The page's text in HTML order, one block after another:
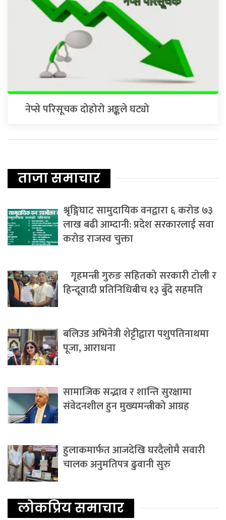
नेप्से परिसूचक दोहोरो अङ्कले घट्यो
ताजा समाचार
श्रृङ्गिघाट सामुदायिक वनद्वारा ६ करोड ७३
लाख बढी आम्दानी: प्रदेश सरकारलाई सवा
करोड राजस्व चुक्ता
गृहमन्त्री गुरुङ सहितको सरकारी टोली र
हिन्दूवादी प्रतिनिधिबीच १३ बुँदे सहमति
बलिउड अभिनेत्री शेट्टीद्वारा पशुपतिनाथमा
पूजा, आराधना
सामाजिक सद्भाव र शान्ति सुरक्षामा
संवेदनशील हुन मुख्यमन्त्रीको आग्रह
हुलाकमार्फत आजदेखि घरदैलोमै सवारी
चालक अनुमतिपत्र ढुवानी सुरु
लोकप्रिय समाचार